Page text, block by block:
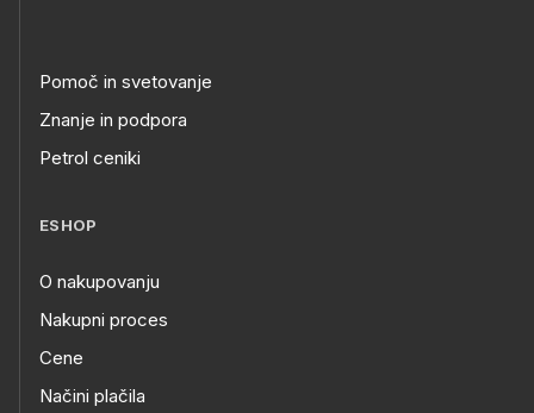
Pomoč in svetovanje
Znanje in podpora
Petrol ceniki
ESHOP
O nakupovanju
Nakupni proces
Cene
Načini plačila